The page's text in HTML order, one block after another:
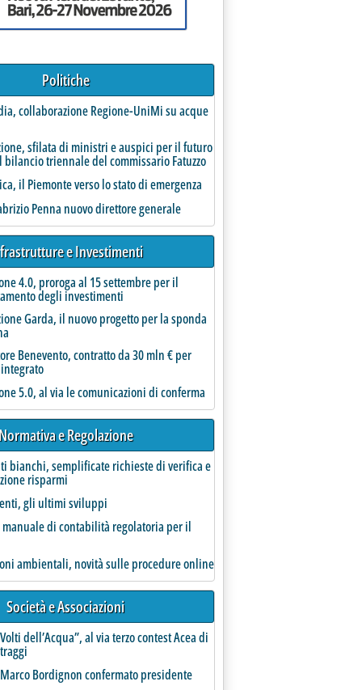
parità di genere'
forma di garanzie e prestiti agevolati. Proroghe limitate per altri sostegni a imprese
Politiche
collaborazione Regione-UniMi su acque
sfilata di ministri e auspici per il futuro
bilancio triennale del commissario Fatuzzo
il Piemonte verso lo stato di emergenza
Penna nuovo direttore generale
e Investimenti
4.0, proroga al 15 settembre per il
degli investimenti
Garda, il nuovo progetto per la sponda
Benevento, contratto da 30 mln € per
5.0, al via le comunicazioni di conferma
Normativa e Regolazione
bianchi, semplificate richieste di verifica e
risparmi
gli ultimi sviluppi
di contabilità regolatoria per il
ambientali, novità sulle procedure online
Società e Associazioni
dell’Acqua”, al via terzo contest Acea di
Bordignon confermato presidente